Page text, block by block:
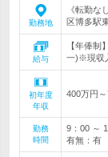
勤務地
《転勤な
区博多駅
給与
【年俸制
一)※現収
初年度
年収
400万円
勤務
時間
9：00 ～
有無：有